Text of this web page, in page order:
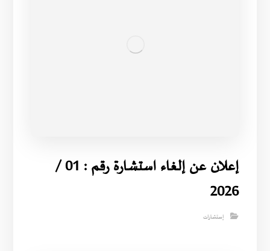
إعلان عن إلغاء استشارة رقم : 01 /
2026
إستشارات